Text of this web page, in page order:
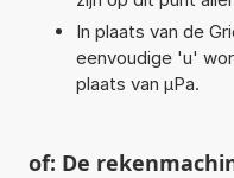
In plaats van de
eenvoudige 'u'
plaats van µPa.
of: De